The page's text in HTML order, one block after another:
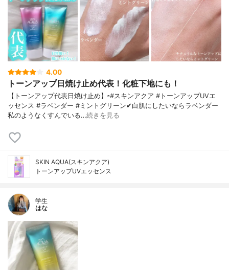
4.00
トーンアップ日焼け止め代表！化粧下地にも！
【トーンアップ代表日焼け止め】▫️#スキンアクア #トーンアップUVエ
ッセンス #ラベンダー #ミントグリーン✔白肌にしたいならラベンダー
私のようなくすんでいる…続きを見る
SKIN AQUA(スキンアクア)
トーンアップUVエッセンス
学生
はな